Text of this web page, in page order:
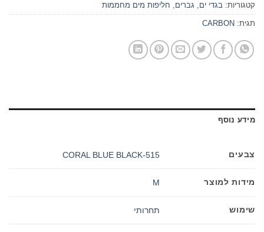
קטגוריות: בגדי ים, גברים, חליפות מים מחממות
תגית: CARBON
מידע נוסף
צבעים 515-CORAL BLUE BLACK
מידות למוצר M
שימוש תחרותי